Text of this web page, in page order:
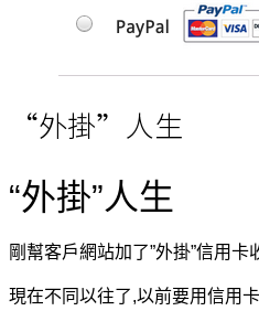
“外掛”人生
“外掛”人生
剛幫客戶網站加了”外掛”信用
現在不同以往了,以前要用信用